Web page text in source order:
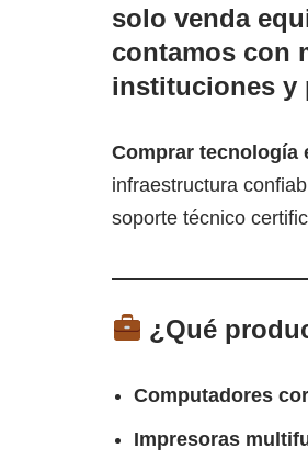
solo venda
contamos con
instituciones y
Comprar tecnología
infraestructura
soporte técnico
¿Qué
Computadores
Impresoras